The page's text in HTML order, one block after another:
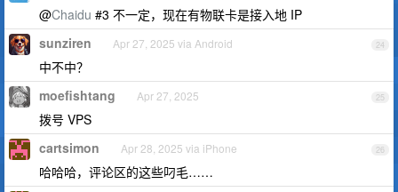
@Chaidu #3 不一定，现在有物联卡是接入地 IP
24
sunziren Apr 27, 2025 via Android
中不中？
25
moefishtang Apr 27, 2025
拨号 VPS
26
cartsimon Apr 28, 2025 via iPhone
哈哈哈，评论区的这些叼毛……